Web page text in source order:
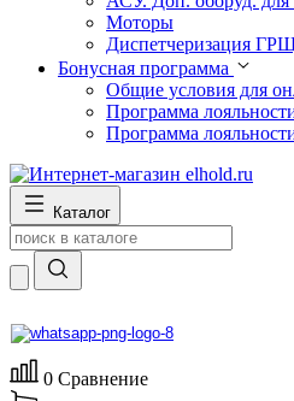
Моторы
Диспетчеризация
Бонусная программа
Общие условия для
Программа
Программа
Каталог
0 Сравнение